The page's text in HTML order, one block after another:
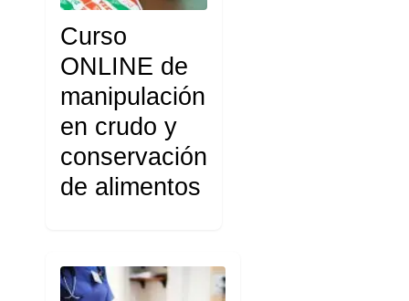
Curso
ONLINE de
manipulación
en crudo y
conservación
de alimentos